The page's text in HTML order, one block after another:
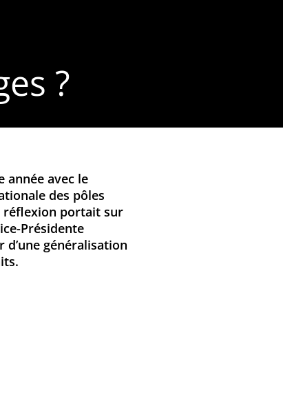
?
année avec le
des pôles
réflexion portait sur
Présidente
d’une généralisation